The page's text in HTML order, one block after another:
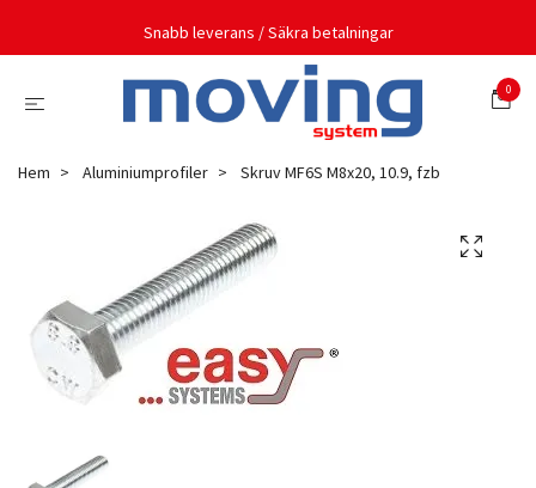
Snabb leverans / Säkra betalningar
0
Hem Aluminiumprofiler Skruv MF6S M8x20, 10.9, fzb